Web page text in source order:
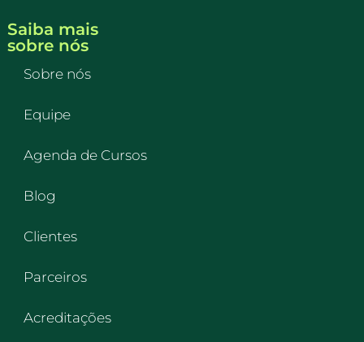
Saiba mais
sobre nós
Sobre nós
Equipe
Agenda de Cursos
Blog
Clientes
Parceiros
Acreditações